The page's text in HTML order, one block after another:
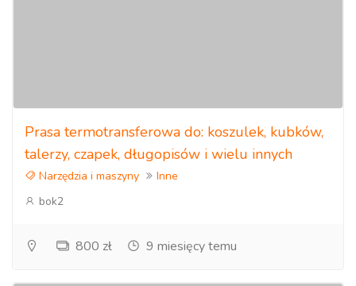
Prasa termotransferowa do: koszulek, kubków,
talerzy, czapek, długopisów i wielu innych
Narzędzia i maszyny
Inne
bok2
800 zł 9 miesięcy temu